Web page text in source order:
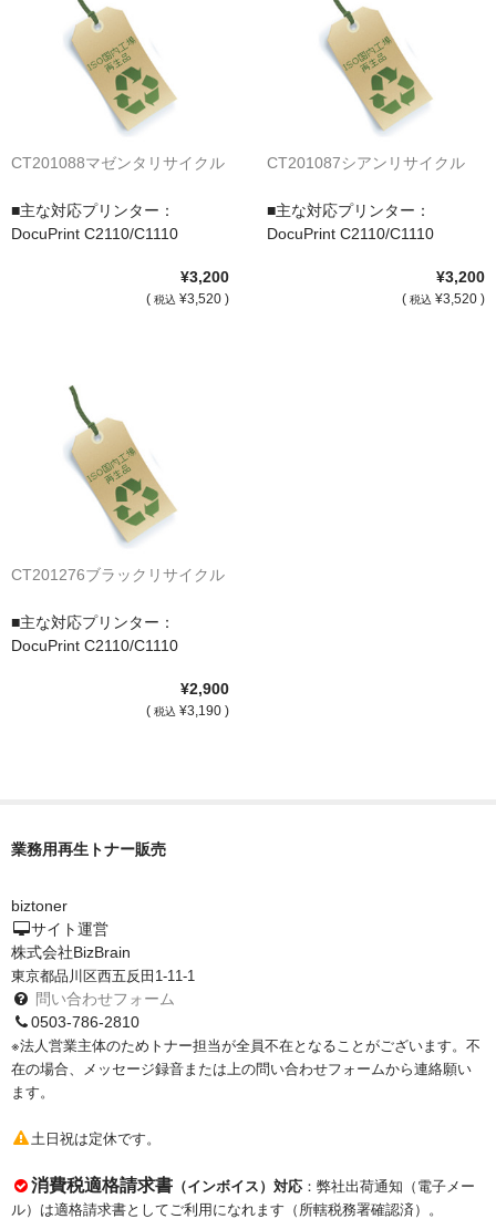
CT201088マゼンタリサイクル
■主な対応プリンター：
DocuPrint C2110/C1110
¥3,200
( 税込 ¥3,520 )
CT201087シアンリサイクル
■主な対応プリンター：
DocuPrint C2110/C1110
¥3,200
( 税込 ¥3,520 )
CT201276ブラックリサイクル
■主な対応プリンター：
DocuPrint C2110/C1110
¥2,900
( 税込 ¥3,190 )
業務用再生トナー販売
biztoner
サイト運営
株式会社BizBrain
東京都品川区西五反田1-11-1
問い合わせフォーム
0503-786-2810
※法人営業主体のためトナー担当が全員不在となることがございます。不
在の場合、メッセージ録音または上の問い合わせフォームから連絡願い
ます。
土日祝は定休です。
消費税適格請求書 （インボイス）対応 ：弊社出荷通知（電子メー
ル）は適格請求書としてご利用になれます（所轄税務署確認済）。